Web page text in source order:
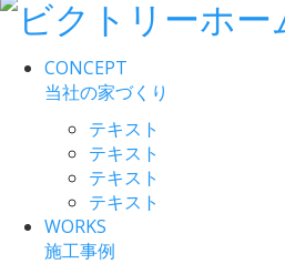
CONCEPT
当社の家づくり
テキスト
テキスト
テキスト
テキスト
WORKS
施工事例